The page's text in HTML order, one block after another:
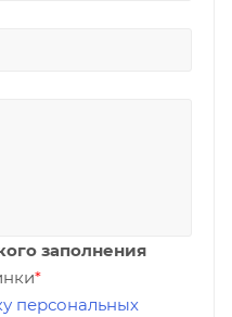
заполнения
*
персональных